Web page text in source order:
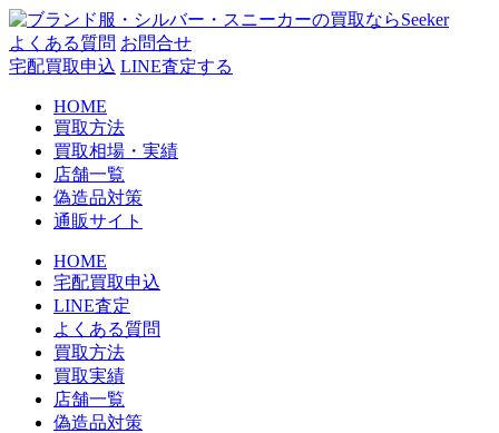
コ
ン
テ
よくある質問 お問合せ
宅配買取申込 LINE査定する
HOME
買取方法
買取相場・実績
店舗一覧
偽造品対策
通販サイト
HOME
宅配買取申込
LINE査定
よくある質問
買取方法
買取実績
店舗一覧
偽造品対策